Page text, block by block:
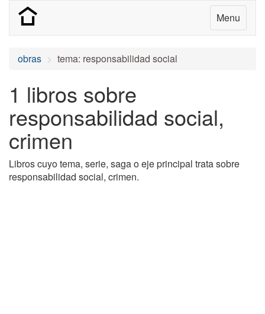
Menu
obras tema: responsabilidad social
1 libros sobre
responsabilidad social,
crimen
Libros cuyo tema, serie, saga o eje principal trata sobre
responsabilidad social, crimen.